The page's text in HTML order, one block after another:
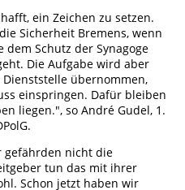
ein Zeichen zu setzen.
Sicherheit Bremens, wenn
dem Schutz der Synagoge
Die Aufgabe wird aber
übernommen,
einspringen. Dafür bleiben
liegen.", so André Gudel, 1.
gefährden nicht die
tun das mit ihrer
Schon jetzt haben wir